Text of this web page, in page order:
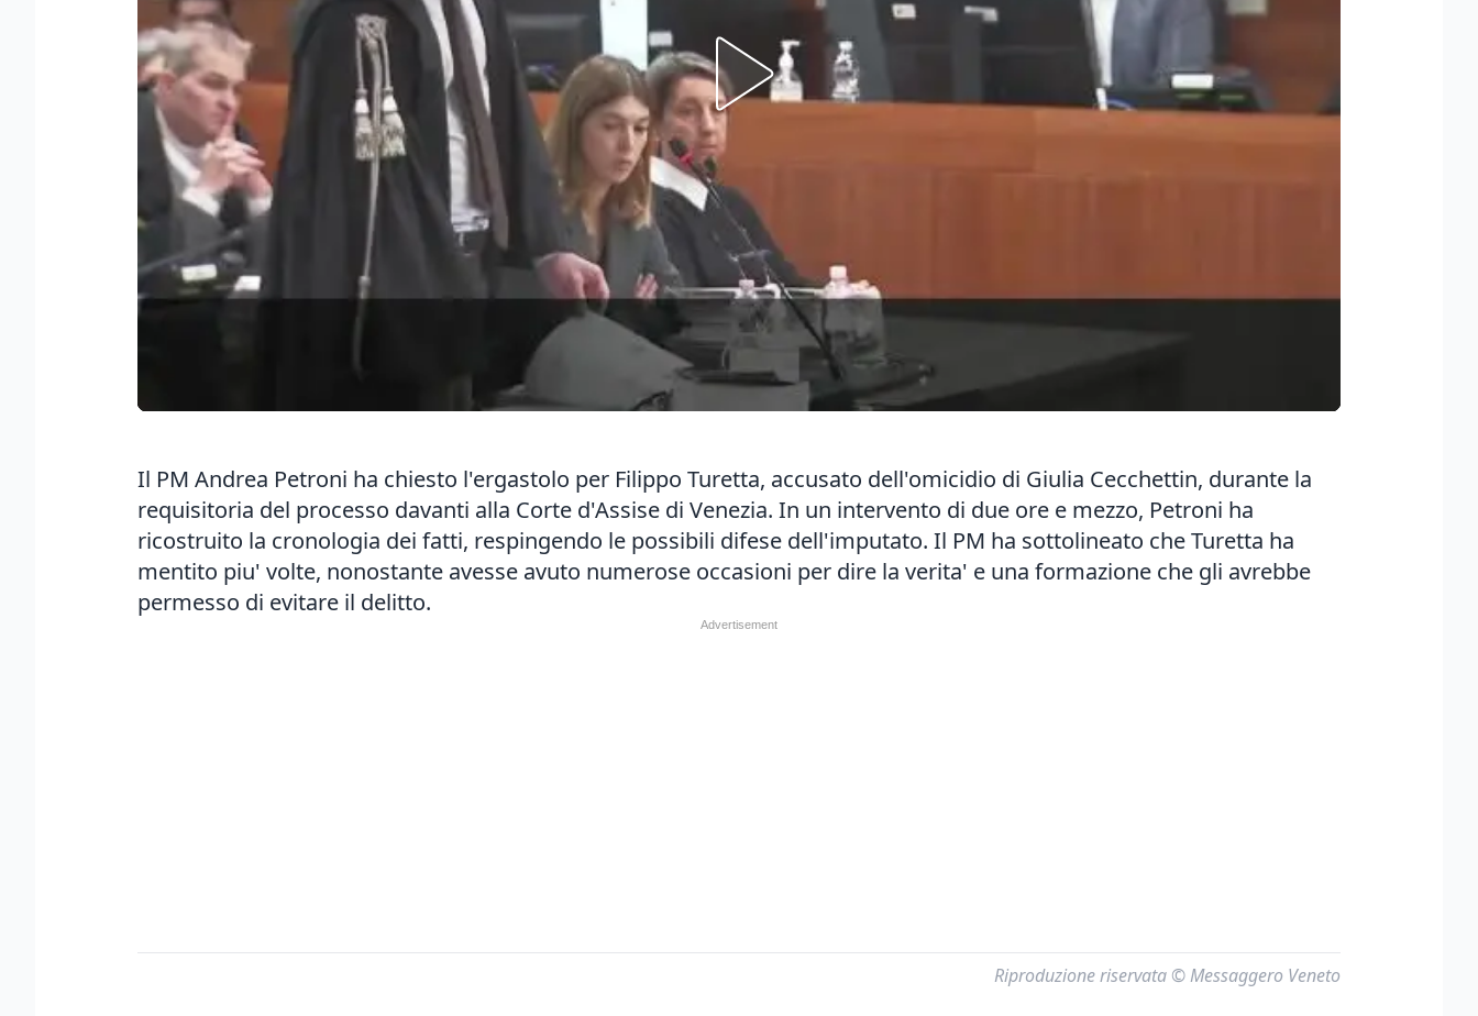
Il PM Andrea Petroni ha chiesto l'ergastolo per Filippo Turetta, accusato dell'omicidio di Giulia Cecchettin, durante la
requisitoria del processo davanti alla Corte d'Assise di Venezia. In un intervento di due ore e mezzo, Petroni ha
ricostruito la cronologia dei fatti, respingendo le possibili difese dell'imputato. Il PM ha sottolineato che Turetta ha
mentito piu' volte, nonostante avesse avuto numerose occasioni per dire la verita' e una formazione che gli avrebbe
permesso di evitare il delitto.
Riproduzione riservata © Messaggero Veneto